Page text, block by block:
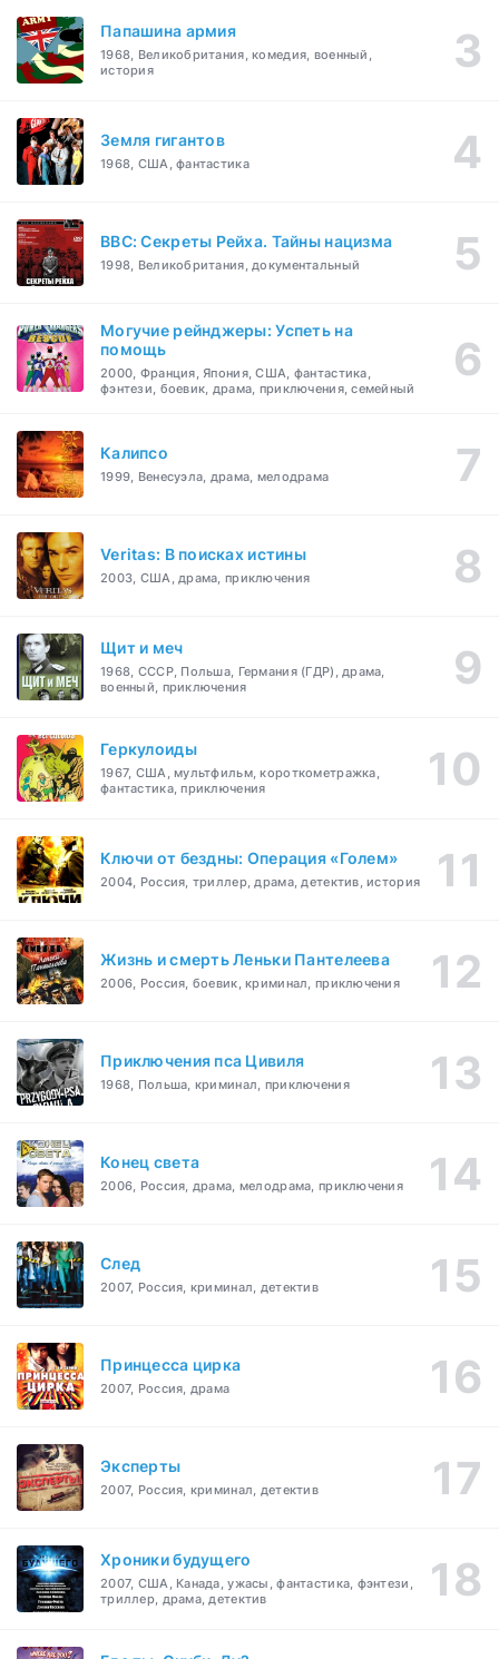
Папашина армия
1968, Великобритания, комедия, военный,
история
Земля гигантов
1968, США, фантастика
BBC: Секреты Рейха. Тайны нацизма
1998, Великобритания, документальный
Могучие рейнджеры: Успеть на
помощь
2000, Франция, Япония, США, фантастика,
фэнтези, боевик, драма, приключения, семейный
Калипсо
1999, Венесуэла, драма, мелодрама
Veritas: В поисках истины
2003, США, драма, приключения
Щит и меч
1968, СССР, Польша, Германия (ГДР), драма,
военный, приключения
Геркулоиды
1967, США, мультфильм, короткометражка,
фантастика, приключения
Ключи от бездны: Операция «Голем»
2004, Россия, триллер, драма, детектив, история
Жизнь и смерть Леньки Пантелеева
2006, Россия, боевик, криминал, приключения
Приключения пса Цивиля
1968, Польша, криминал, приключения
Конец света
2006, Россия, драма, мелодрама, приключения
След
2007, Россия, криминал, детектив
Принцесса цирка
2007, Россия, драма
Эксперты
2007, Россия, криминал, детектив
Хроники будущего
2007, США, Канада, ужасы, фантастика, фэнтези,
триллер, драма, детектив